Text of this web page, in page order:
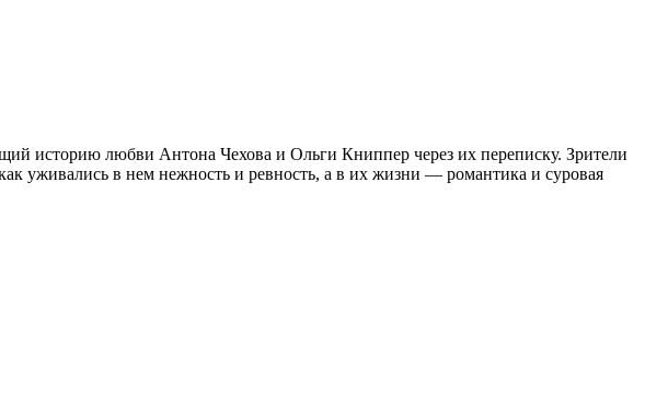
историю любви Антона Чехова и Ольги Книппер через их переписку. Зрители
уживались в нем нежность и ревность, а в их жизни — романтика и суровая